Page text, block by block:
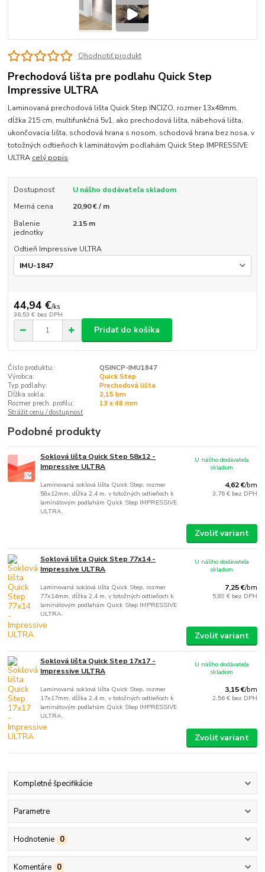
Ohodnotiť produkt
Prechodová lišta pre podlahu Quick Step
Impressive ULTRA
Laminovaná prechodová lišta Quick Step INCIZO, rozmer 13x48mm,
dĺžka 215 cm, multifunkčná 5v1, ako prechodová lišta, nábehová lišta,
ukončovacia lišta, schodová hrana s nosom, schodová hrana bez nosa, v
totožných odtieňoch k laminátovým podlahám Quick Step IMPRESSIVE
ULTRA celý popis
Dostupnosť
U nášho dodávateľa skladom
Merná cena
20,90 € / m
Balenie
jednotky
2.15 m
Odtieň Impressive ULTRA
44,94 €/ks
36,53 € bez DPH
Pridať do košíka
Číslo produktu:
QSINCP-IMU1847
Výrobca:
Quick Step
Typ podlahy:
Prechodová lišta
Dĺžka sokla:
2,15 bm
Rozmer prech. profilu:
13 x 48 mm
Strážiť cenu / dostupnosť
Podobné produkty
Soklová lišta Quick Step 58x12 -
Impressive ULTRA
Laminovaná soklová lišta Quick Step, rozmer
58x12mm, dĺžka 2,4 m, v totožných odtieňoch k
laminátovým podlahám Quick Step IMPRESSIVE
ULTRA.
4,62 €/bm
3,76 € bez DPH
U nášho dodávateľa
skladom
Zvoliť variant
Soklová lišta Quick Step 77x14 -
Impressive ULTRA
Laminovaná soklová lišta Quick Step, rozmer
77x14mm, dĺžka 2,4 m, v totožných odtieňoch k
laminátovým podlahám Quick Step IMPRESSIVE
ULTRA.
7,25 €/bm
5,89 € bez DPH
U nášho dodávateľa
skladom
Zvoliť variant
Soklová lišta Quick Step 17x17 -
Impressive ULTRA
Laminovaná soklová lišta Quick Step, rozmer
17x17mm, dĺžka 2,4 m, v totožných odtieňoch k
laminátovým podlahám Quick Step IMPRESSIVE
ULTRA.
3,15 €/bm
2,56 € bez DPH
U nášho dodávateľa
skladom
Zvoliť variant
Kompletné špecifikácie
Parametre
Hodnotenie 0
Komentáre 0